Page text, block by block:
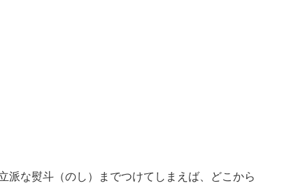
な熨斗（のし）までつけてしまえば、どこから